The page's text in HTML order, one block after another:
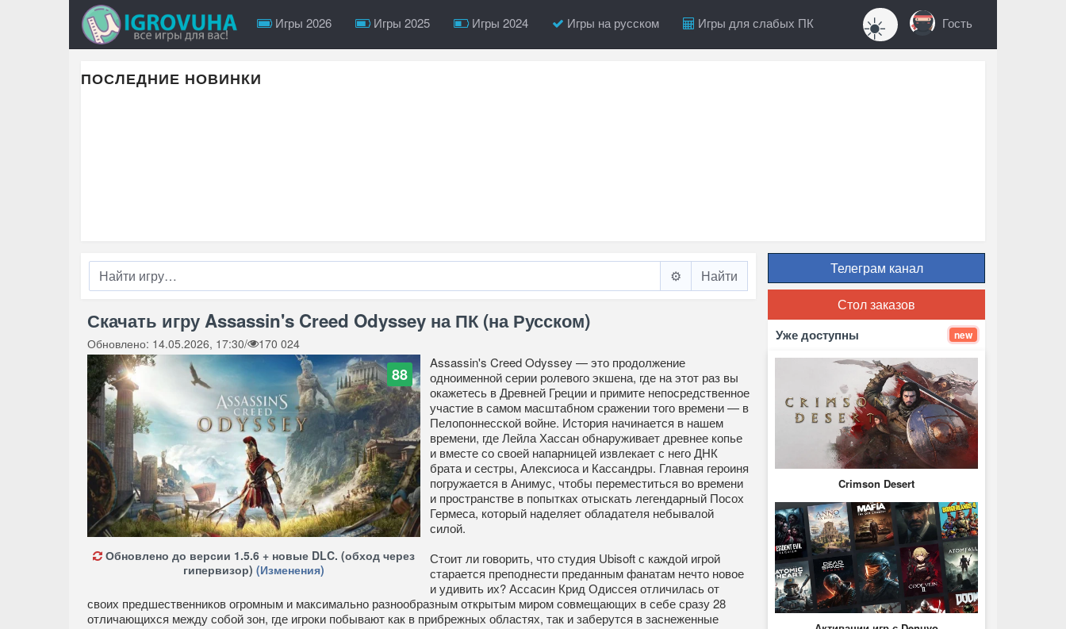
Игры 2026 Игры 2025 Игры 2024 Игры на русском Игры для слабых ПК ☀️ Гость
ПОСЛЕДНИЕ НОВИНКИ
⚙️
Скачать игру Assassin's Creed Odyssey на ПК (на Русском)
Обновлено: 14.05.2026, 17:30/ 170 024
88
Обновлено до версии 1.5.6 + новые DLC. (обход через
гипервизор) (Изменения)
Assassin's Creed Odyssey — это продолжение
одноименной серии ролевого экшена, где на этот раз вы
окажетесь в Древней Греции и примите непосредственное
участие в самом масштабном сражении того времени — в
Пелопоннесской войне. История начинается в нашем
времени, где Лейла Хассан обнаруживает древнее копье
и вместе со своей напарницей извлекает с него ДНК
брата и сестры, Алексиоса и Кассандры. Главная героиня
погружается в Анимус, чтобы переместиться во времени
и пространстве в попытках отыскать легендарный Посох
Гермеса, который наделяет обладателя небывалой
силой.
Стоит ли говорить, что студия Ubisoft с каждой игрой
старается преподнести преданным фанатам нечто новое
и удивить их? Ассасин Крид Одиссея отличилась от
своих предшественников огромным и максимально разнообразным открытым миром совмещающих в себе сразу 28
отличающихся между собой зон, где игроки побывают как в прибрежных областях, так и заберутся в заснеженные
Телеграм канал
Стол заказов
Уже доступны new
Crimson Desert